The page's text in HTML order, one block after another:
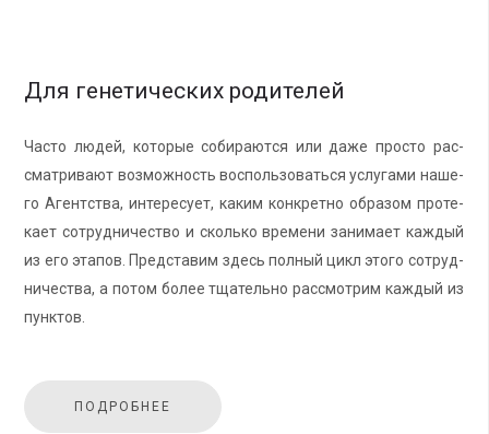
Для генетических родителей
Часто людей, ко­то­рые со­би­ра­ют­ся или даже про­сто рас­
смат­ри­ва­ют воз­мож­ность вос­поль­зо­вать­ся услу­га­ми на­ше­
го Агент­ства, ин­те­ре­су­ет, каким кон­крет­но об­ра­зом про­те­
ка­ет со­труд­ни­че­ство и сколь­ко вре­ме­ни за­ни­ма­ет каж­дый
из его эта­пов. Пред­ста­вим здесь пол­ный цикл этого со­труд­
ни­че­ства, а потом более тща­тель­но рас­смот­рим каж­дый из
пунк­тов.
ПОДРОБНЕЕ